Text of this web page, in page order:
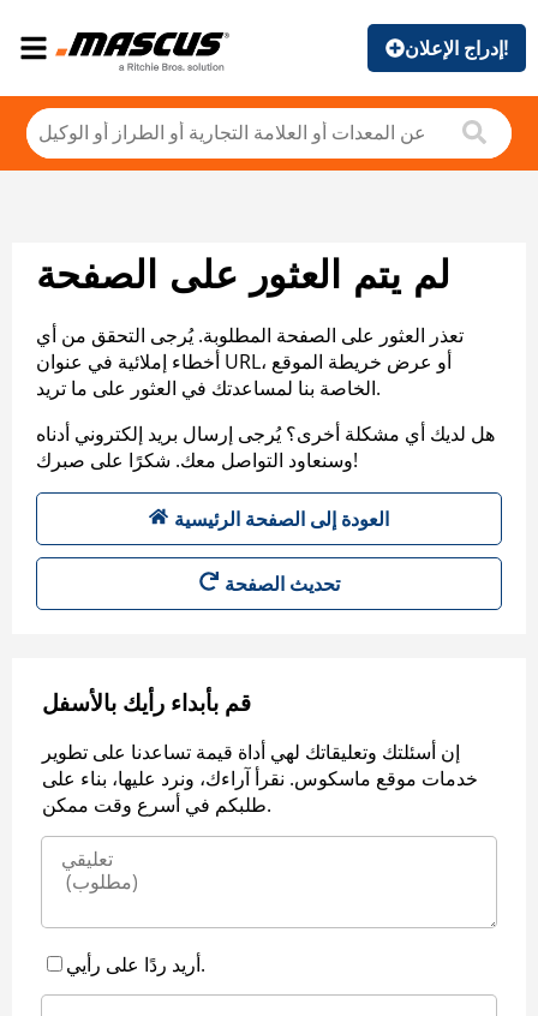
إدراج الإعلان!
لم يتم العثور على الصفحة
تعذر العثور على الصفحة المطلوبة. يُرجى التحقق من أي
أخطاء إملائية في عنوان URL، أو عرض خريطة الموقع
الخاصة بنا لمساعدتك في العثور على ما تريد.
هل لديك أي مشكلة أخرى؟ يُرجى إرسال بريد إلكتروني أدناه
وسنعاود التواصل معك. شكرًا على صبرك!
العودة إلى الصفحة الرئيسية
تحديث الصفحة
قم بأبداء رأيك بالأسفل
إن أسئلتك وتعليقاتك لهي أداة قيمة تساعدنا على تطوير
خدمات موقع ماسكوس. نقرأ آراءك، ونرد عليها، بناء على
طلبكم في أسرع وقت ممكن.
أريد ردًا على رأيي.